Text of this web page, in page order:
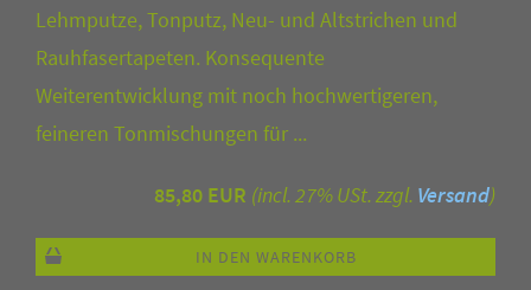
Lehmputze, Tonputz, Neu- und Altstrichen und
Rauhfasertapeten. Konsequente
Weiterentwicklung mit noch hochwertigeren,
feineren Tonmischungen für ...
85,80 EUR (incl. 27% USt. zzgl. Versand)
IN DEN WARENKORB